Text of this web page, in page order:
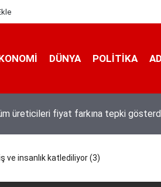
DÜNYA POLİTİKA
üreticileri fiyat farkına tepki
ve insanlık katlediliyor (3)